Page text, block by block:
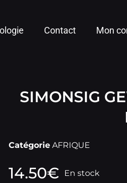
Contact Mon
SIMONSIG
Catégorie AFRIQUE
14.50€ En stock